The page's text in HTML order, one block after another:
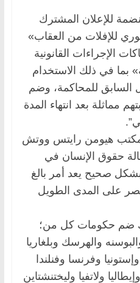
للإعلان المشترك
للإفلات من العقاب»
الإجراءات القانونية
بما في ذلك الاستخدام
السابق للمحاكمة، وضم
مماثلة بعد انتهاء المدة
هيومن رايتس ووتش
حقوق الإنسان في
صحيح يعد أمر بالغ
على المدى الطويل
ضم حكومات كل من؛
والهرسك وبلغاريا
وفرنسا وفنلندا
ولاتفيا وليختنشتاين